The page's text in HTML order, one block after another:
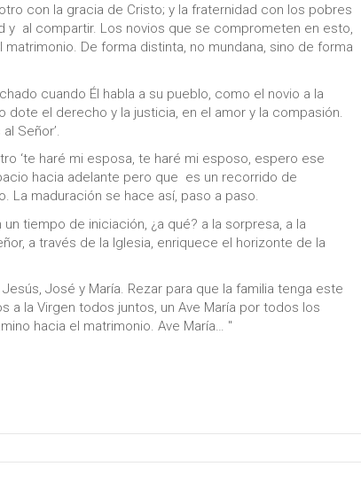
con la gracia de Cristo; y la fraternidad con los pobres
al compartir. Los novios que se comprometen en esto,
De forma distinta, no mundana, sino de forma
cuando Él habla a su pueblo, como el novio a la
el derecho y la justicia, en el amor y la compasión.
Señor’.
‘te haré mi esposa, te haré mi esposo, espero ese
hacia adelante pero que es un recorrido de
La maduración se hace así, paso a paso.
tiempo de iniciación, ¿a qué? a la sorpresa, a la
a través de la Iglesia, enriquece el horizonte de la
José y María. Rezar para que la familia tenga este
a la Virgen todos juntos, un Ave María por todos los
hacia el matrimonio. Ave María… "